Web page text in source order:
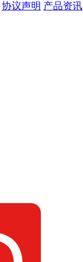
协议声明 产品资讯